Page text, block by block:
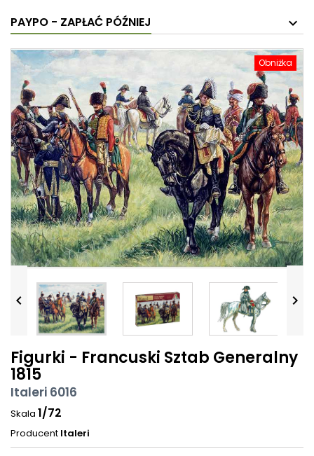
PAYPO - ZAPŁAĆ PÓŹNIEJ
Obniżka
 
Figurki - Francuski Sztab Generalny
1815
Italeri 6016
Skala 1/72
Producent Italeri